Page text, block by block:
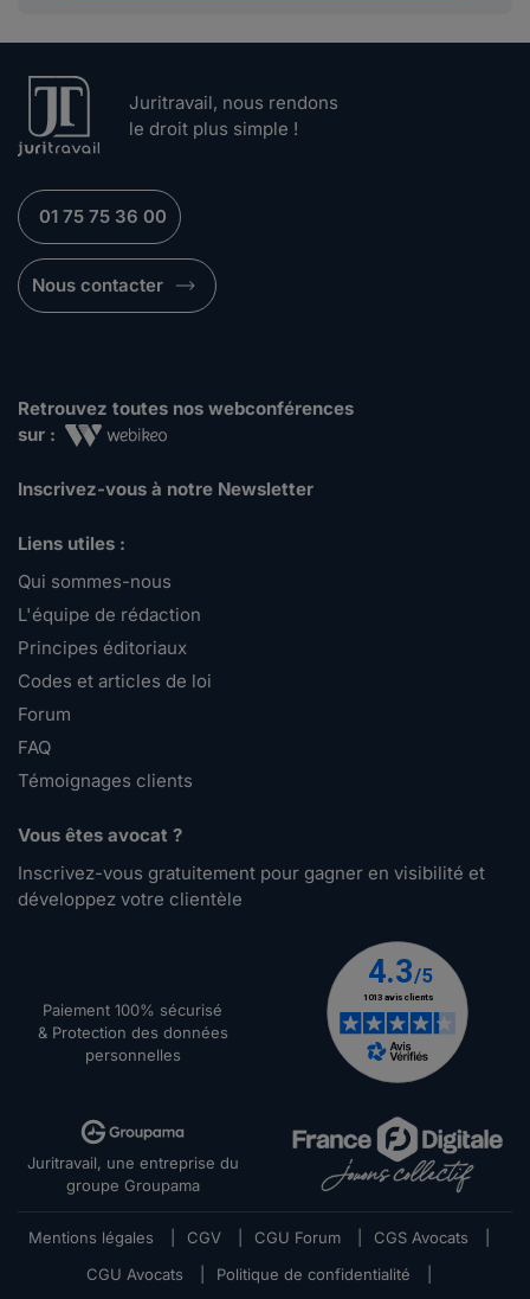
Juritravail, nous rendons
le droit plus simple !
01 75 75 36 00
Nous contacter
Retrouvez toutes nos webconférences
sur :
Inscrivez-vous à notre Newsletter
Liens utiles :
Qui sommes-nous
L'équipe de rédaction
Principes éditoriaux
Codes et articles de loi
Forum
FAQ
Témoignages clients
Vous êtes avocat ?
Inscrivez-vous gratuitement pour gagner en visibilité et
développez votre clientèle
Paiement 100% sécurisé
& Protection des données
personnelles
Juritravail, une entreprise du
groupe Groupama
Mentions légales CGV CGU Forum CGS Avocats
CGU Avocats
Politique de confidentialité